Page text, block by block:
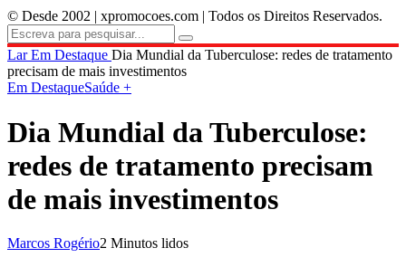
© Desde 2002 | xpromocoes.com | Todos os Direitos Reservados.
LarEm Destaque Dia Mundial da Tuberculose: redes de tratamento
precisam de mais investimentos
Em DestaqueSaúde +
Dia Mundial da Tuberculose:
redes de tratamento precisam
de mais investimentos
Marcos Rogério2 Minutos lidos